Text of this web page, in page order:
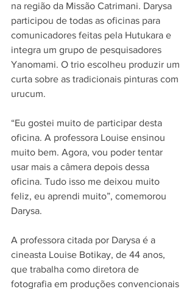
na região da Missão Catrimani. Darysa
participou de todas as oficinas para
comunicadores feitas pela Hutukara e
integra um grupo de pesquisadores
Yanomami. O trio escolheu produzir um
curta sobre as tradicionais pinturas com
urucum.
“Eu gostei muito de participar desta
oficina. A professora Louise ensinou
muito bem. Agora, vou poder tentar
usar mais a câmera depois dessa
oficina. Tudo isso me deixou muito
feliz, eu aprendi muito”, comemorou
Darysa.
A professora citada por Darysa é a
cineasta Louise Botikay, de 44 anos,
que trabalha como diretora de
fotografia em produções convencionais